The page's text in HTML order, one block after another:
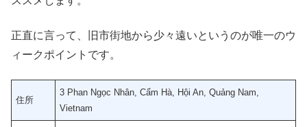
正直に言って、旧市街地から少々遠いというのが唯一のウ
ィークポイントです。
住所
3 Phan Ngọc Nhân, Cẩm Hà, Hội An, Quảng Nam,
Vietnam